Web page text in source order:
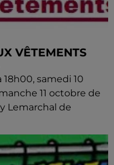
VÊTEMENTS
samedi 10
11 octobre de
Lemarchal de